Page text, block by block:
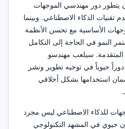
يتطور دور مهندسي الموجهات
تقنيات الذكاء الاصطناعي. وبينما
الأساسية مع تحسن الأنظمة
النمو في الحاجة إلى التكامل
سيلعب مهندسو
حيوياً في توجيه تطوير ونشر
استخدامها بشكل أخلاقي
للذكاء الاصطناعي ليس مجرد
حيوي في المشهد التكنولوجي